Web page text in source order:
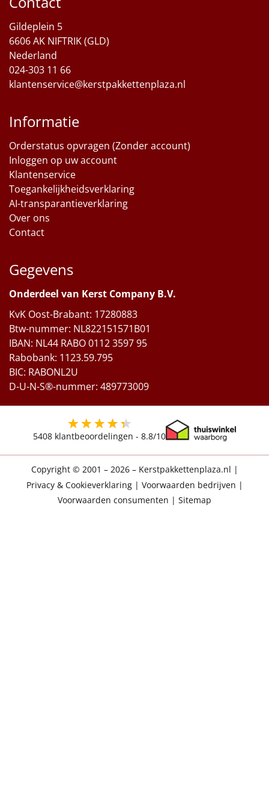
Sinterklaaspakketten
Particulier
Kerstgeschenken 2026
Per stuk
Alle overige
Gildeplein 5
6606 AK NIFTRIK (GLD)
Nederland
024-303 11 66
klantenservice@kerstpakkettenplaza.nl
Informatie
Orderstatus opvragen (Zonder account)
Inloggen op uw account
Klantenservice
Toegankelijkheidsverklaring
AI-transparantieverklaring
Over ons
Contact
Gegevens
Onderdeel van Kerst Company B.V.
KvK Oost-Brabant: 17280883
Btw-nummer: NL822151571B01
IBAN: NL44 RABO 0112 3597 95
Rabobank: 1123.59.795
BIC: RABONL2U
D-U-N-S®-nummer: 489773009
5408 klantbeoordelingen - 8.8/10
Copyright © 2001 – 2026 – Kerstpakkettenplaza.nl |
Privacy & Cookieverklaring| Voorwaarden bedrijven |
Voorwaarden consumenten | Sitemap